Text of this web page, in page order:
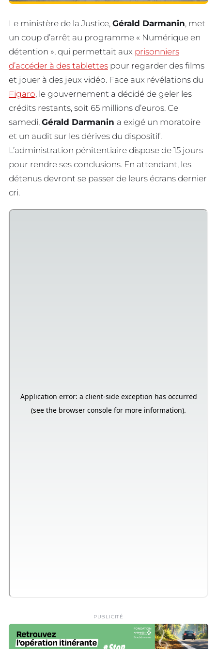
Le ministère de la Justice, Gérald Darmanin, met
un coup d’arrêt au programme « Numérique en
détention », qui permettait aux prisonniers
d’accéder à des tablettes pour regarder des films
et jouer à des jeux vidéo. Face aux révélations du
Figaro, le gouvernement a décidé de geler les
crédits restants, soit 65 millions d’euros. Ce
samedi, Gérald Darmanin a exigé un moratoire
et un audit sur les dérives du dispositif.
L’administration pénitentiaire dispose de 15 jours
pour rendre ses conclusions. En attendant, les
détenus devront se passer de leurs écrans dernier
cri.
PUBLICITÉ